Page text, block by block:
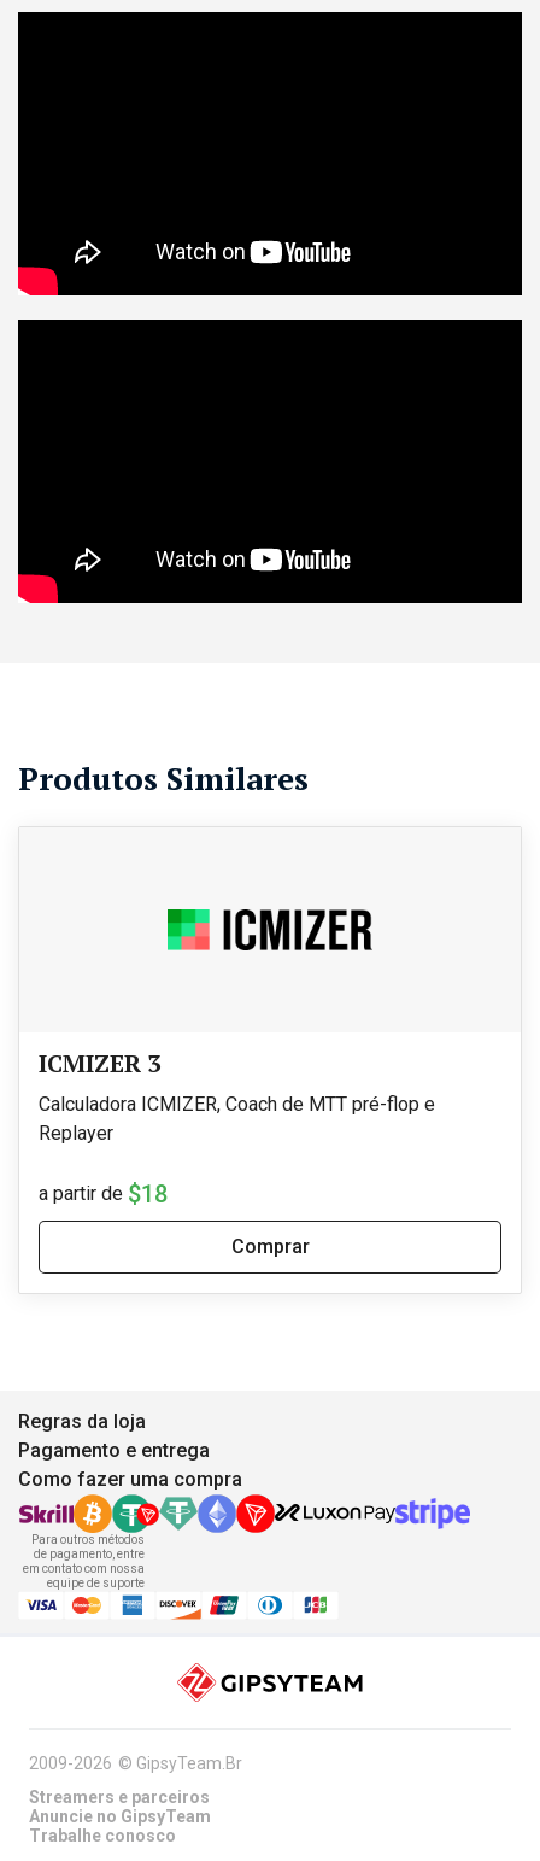
Produtos Similares
ICMIZER 3
Calculadora ICMIZER, Coach de MTT pré-flop e
Replayer
a partir de $18
Comprar
Regras da loja
Pagamento e entrega
Como fazer uma compra
Para outros métodos
de pagamento, entre
em contato com nossa
equipe de suporte
2009-2026 © GipsyTeam.Br
Streamers e parceiros
Anuncie no GipsyTeam
Trabalhe conosco